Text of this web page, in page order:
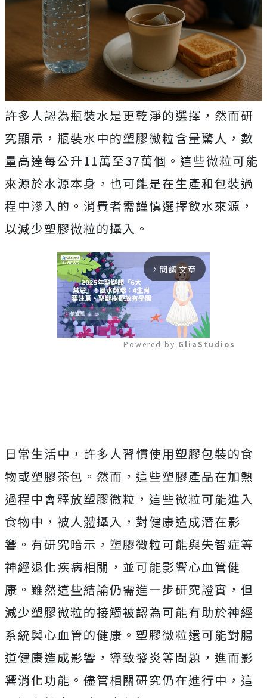
許多人認為瓶裝水是更乾淨的選擇，然而研
究顯示，瓶裝水中的塑膠微粒含量驚人，數
量高達每公升11萬至37萬個。這些微粒可能
來源於水源本身，也可能是在生產和包裝過
程中滲入的。消費者需謹慎選擇飲水來源，
以減少塑膠微粒的攝入。
arrow_forward_ios 閱讀文章
Powered by GliaStudios
日常生活中，許多人習慣使用塑膠包裝的食
物或塑膠茶包。然而，這些塑膠產品在加熱
過程中會釋放塑膠微粒，這些微粒可能進入
食物中，被人體攝入，對健康造成潛在影
響。有研究暗示，塑膠微粒可能與失智症等
神經退化疾病相關，並可能影響心血管健
康。雖然這些結論仍需進一步研究證實，但
減少塑膠微粒的接觸被認為可能有助於神經
系統與心血管的健康。塑膠微粒還可能對腸
道健康造成影響，導致發炎等問題，進而影
響消化功能。儘管相關研究仍在進行中，這